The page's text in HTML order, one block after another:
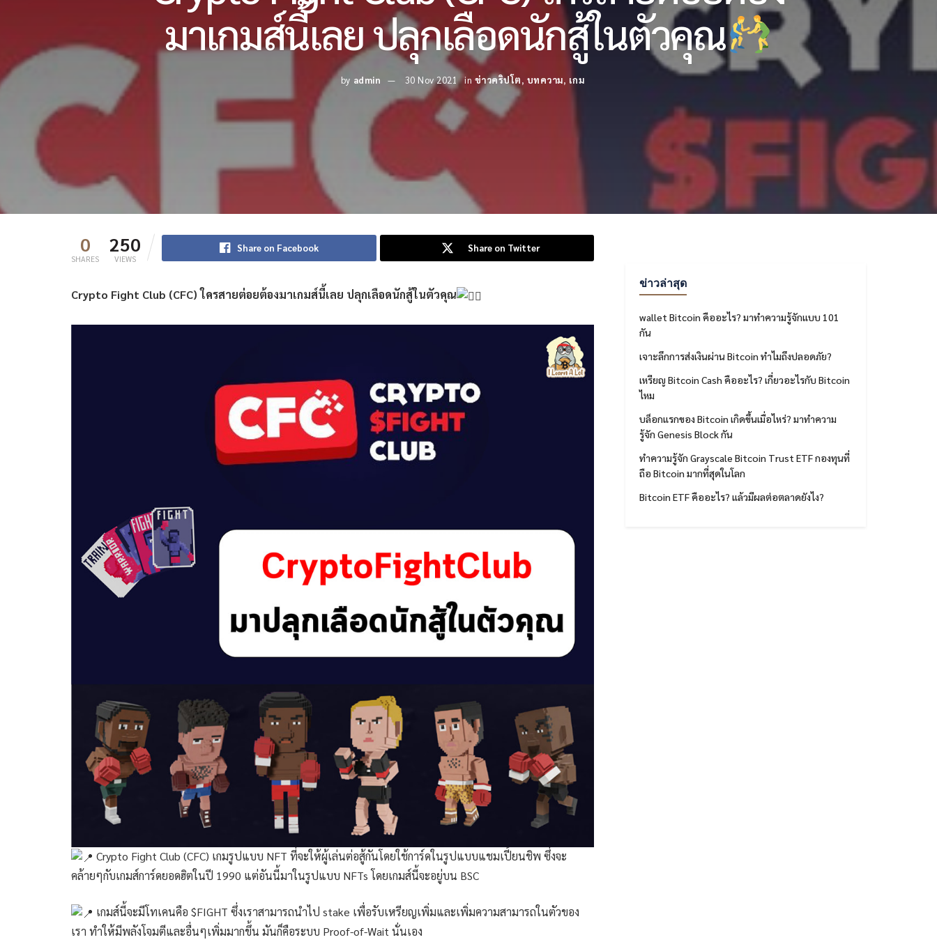
มาเกมส์นี้เลย ปลุกเลือดนักสู้ในตัวคุณ
by admin 30 Nov 2021 in ข่าวคริปโต, บทความ, เกม
0
SHARES
250
VIEWS
Share on Facebook Share on Twitter
Crypto Fight Club (CFC) ใครสายต่อยต้องมาเกมส์นี้เลย ปลุกเลือดนักสู้ในตัวคุณ
Crypto Fight Club (CFC) เกมรูปแบบ NFT ที่จะให้ผู้เล่นต่อสู้กันโดยใช้การ์ดในรูปแบบแชมเปี้ยนชิพ ซึ่งจะ
คล้ายๆกับเกมส์การ์ดยอดฮิตในปี 1990 แต่อันนี้มาในรูปแบบ NFTs โดยเกมส์นี้จะอยู่บน BSC
เกมส์นี้จะมีโทเคนคือ $FIGHT ซึ่งเราสามารถนำไป stake เพื่อรับเหรียญเพิ่มและเพิ่มความสามารถในตัวของ
เรา ทำให้มีพลังโจมตีและอื่นๆเพิ่มมากขึ้น มันก็คือระบบ Proof-of-Wait นั่นเอง
ข่าวล่าสุด
wallet Bitcoin คืออะไร? มาทำความรู้จักแบบ 101
กัน
เจาะลึกการส่งเงินผ่าน Bitcoin ทำไมถึงปลอดภัย?
เหรียญ Bitcoin Cash คืออะไร? เกี่ยวอะไรกับ Bitcoin
ไหม
บล็อกแรกของ Bitcoin เกิดขึ้นเมื่อไหร่? มาทำความ
รู้จัก Genesis Block กัน
ทำความรู้จัก Grayscale Bitcoin Trust ETF กองทุนที่
ถือ Bitcoin มากที่สุดในโลก
Bitcoin ETF คืออะไร? แล้วมีผลต่อตลาดยังไง?